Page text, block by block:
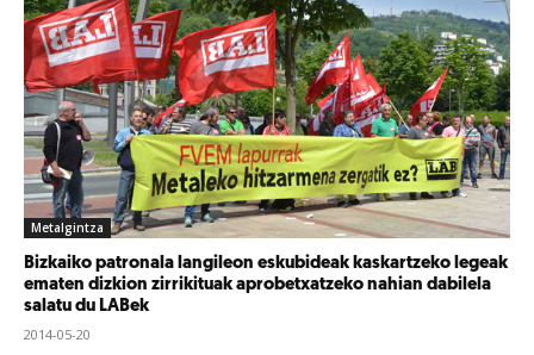
Metalgintza
Bizkaiko patronala langileon eskubideak kaskartzeko legeak
ematen dizkion zirrikituak aprobetxatzeko nahian dabilela
salatu du LABek
2014-05-20